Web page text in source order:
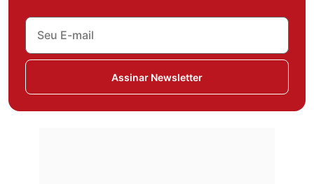
Assinar Newsletter